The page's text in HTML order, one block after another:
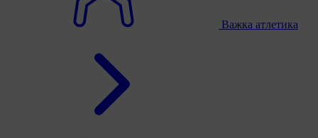
Важка атлетика